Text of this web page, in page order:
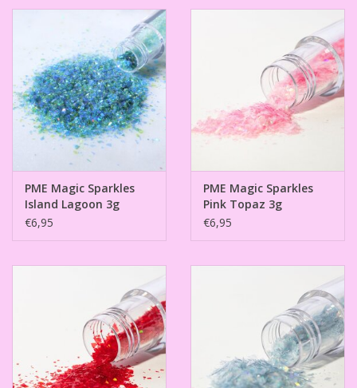
PME Magic Sparkles
Island Lagoon 3g
€6,95
PME Magic Sparkles
Pink Topaz 3g
€6,95